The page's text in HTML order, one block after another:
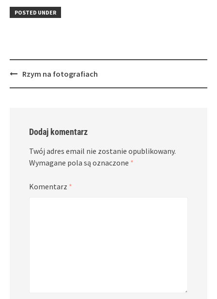
POSTED UNDER
PostRzym na fotografiach
Dodaj komentarz
Twój adres email nie zostanie opublikowany.
Wymagane pola są oznaczone *
Komentarz *